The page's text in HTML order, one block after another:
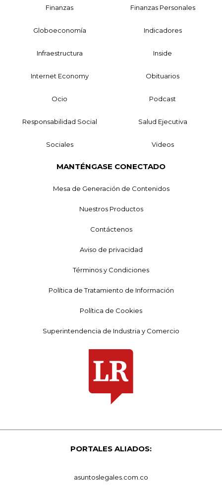
Finanzas Finanzas Personales
Globoeconomía Indicadores
Infraestructura Inside
Internet Economy Obituarios
Ocio Podcast
Responsabilidad Social Salud Ejecutiva
Sociales Videos
MANTÉNGASE CONECTADO
Mesa de Generación de Contenidos
Nuestros Productos
Contáctenos
Aviso de privacidad
Términos y Condiciones
Política de Tratamiento de Información
Política de Cookies
Superintendencia de Industria y Comercio
PORTALES ALIADOS:
asuntoslegales.com.co